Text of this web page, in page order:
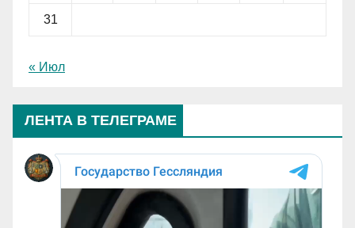
31
« Июл
ЛЕНТА В ТЕЛЕГРАМЕ